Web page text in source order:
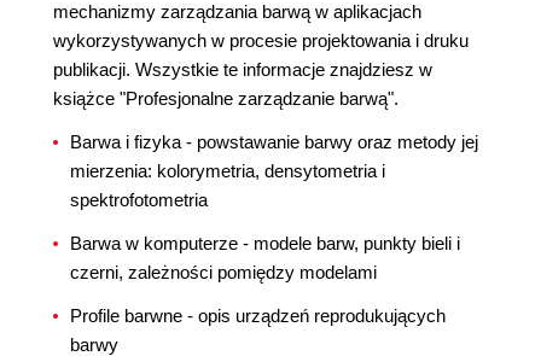
mechanizmy zarządzania barwą w aplikacjach
wykorzystywanych w procesie projektowania i druku
publikacji. Wszystkie te informacje znajdziesz w
książce "Profesjonalne zarządzanie barwą".
Barwa i fizyka - powstawanie barwy oraz metody jej
mierzenia: kolorymetria, densytometria i
spektrofotometria
Barwa w komputerze - modele barw, punkty bieli i
czerni, zależności pomiędzy modelami
Profile barwne - opis urządzeń reprodukujących
barwy